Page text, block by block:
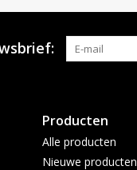
Producten
Alle producten
Nieuwe producten